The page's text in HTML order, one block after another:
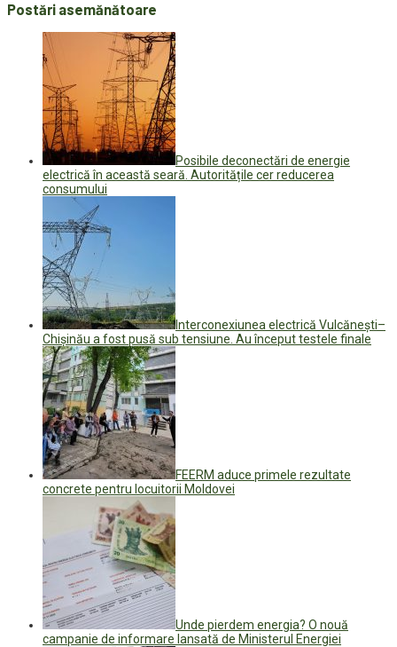
Postări asemănătoare
Posibile deconectări de energie
electrică în această seară. Autoritățile cer reducerea
consumului
Interconexiunea electrică Vulcănești–
Chișinău a fost pusă sub tensiune. Au început testele finale
FEERM aduce primele rezultate
concrete pentru locuitorii Moldovei
Unde pierdem energia? O nouă
campanie de informare lansată de Ministerul Energiei